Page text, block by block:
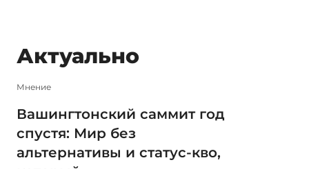
Актуально
Мнение
Вашингтонский саммит год
спустя: Мир без
альтернативы и статус-кво,